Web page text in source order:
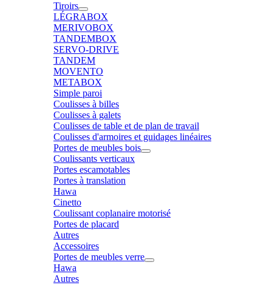
Tiroirs
LÉGRABOX
MERIVOBOX
TANDEMBOX
SERVO-DRIVE
TANDEM
MOVENTO
METABOX
Simple paroi
Coulisses à billes
Coulisses à galets
Coulisses de table et de plan de travail
Coulisses d'armoires et guidages linéaires
Portes de meubles bois
Coulissants verticaux
Portes escamotables
Portes à translation
Hawa
Cinetto
Coulissant coplanaire motorisé
Portes de placard
Autres
Accessoires
Portes de meubles verre
Hawa
Autres